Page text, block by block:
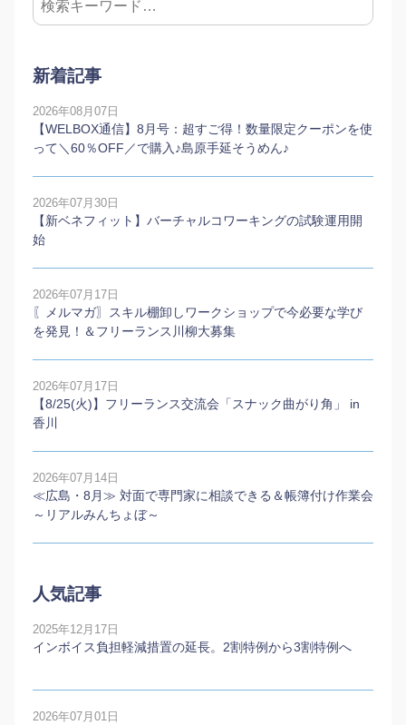
新着記事
2026年08月07日
【WELBOX通信】8月号：超すご得！数量限定クーポンを使
って＼60％OFF／で購入♪島原手延そうめん♪
2026年07月30日
【新ベネフィット】バーチャルコワーキングの試験運用開
始
2026年07月17日
〖メルマガ〗スキル棚卸しワークショップで今必要な学び
を発見！＆フリーランス川柳大募集
2026年07月17日
【8/25(火)】フリーランス交流会「スナック曲がり角」 in
香川
2026年07月14日
≪広島・8月≫ 対面で専門家に相談できる＆帳簿付け作業会
～リアルみんちょぼ～
人気記事
2025年12月17日
インボイス負担軽減措置の延長。2割特例から3割特例へ
2026年07月01日